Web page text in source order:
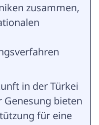
zusammen,
in der Türkei
Genesung bieten
für eine